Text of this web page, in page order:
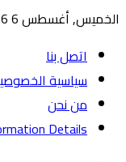
الخميس, أغسطس 6 2026
اتصل بنا
سياسية
من نحن
Details